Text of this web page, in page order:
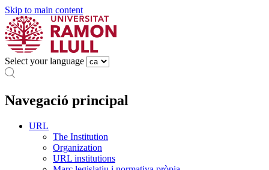
Skip to main content
Select your language
Navegació principal
URL
The Institution
Organization
URL institutions